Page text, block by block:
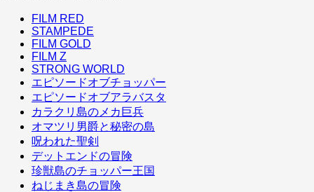
FILM RED
STAMPEDE
FILM GOLD
FILM Z
STRONG WORLD
エピソードオブチョッパー
エピソードオブアラバスタ
カラクリ島のメカ巨兵
オマツリ男爵と秘密の島
呪われた聖剣
デットエンドの冒険
珍獣島のチョッパー王国
ねじまき島の冒険